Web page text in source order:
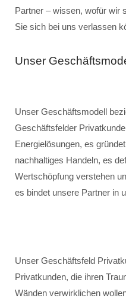
Partner – wissen, wofür wir
Sie sich bei uns verlassen
Unser
Unser Geschäftsmodell
Geschäftsfelder
Energielösungen, es
nachhaltiges Handeln, es
Wertschöpfung verstehen
es bindet unsere Partner in
Unser Geschäftsfeld
Privatkunden, die ihren
Wänden verwirklichen